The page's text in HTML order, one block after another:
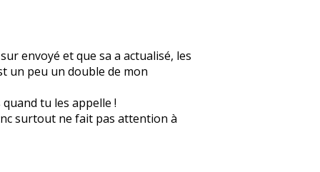
envoyé et que sa a actualisé, les
un peu un double de mon
tu les appelle !
surtout ne fait pas attention à